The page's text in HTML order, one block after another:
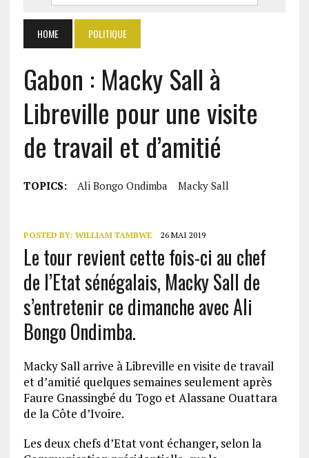
HOME POLITIQUE
Gabon : Macky Sall à
Libreville pour une visite
de travail et d’amitié
TOPICS: Ali Bongo Ondimba Macky Sall
POSTED BY: WILLIAM TAMBWE 26 MAI 2019
Le tour revient cette fois-ci au chef
de l’Etat sénégalais, Macky Sall de
s’entretenir ce dimanche avec Ali
Bongo Ondimba.
Macky Sall arrive à Libreville en visite de travail
et d’amitié quelques semaines seulement après
Faure Gnassingbé du Togo et Alassane Ouattara
de la Côte d’Ivoire.
Les deux chefs d’Etat vont échanger, selon la